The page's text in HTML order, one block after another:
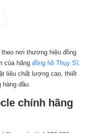
nơi thương hiệu đồng
của hãng đồng hồ Thụy Sĩ.
liệu chất lượng cao, thiết
hàng đầu.
chính hãng
có giá 4.050.000 –